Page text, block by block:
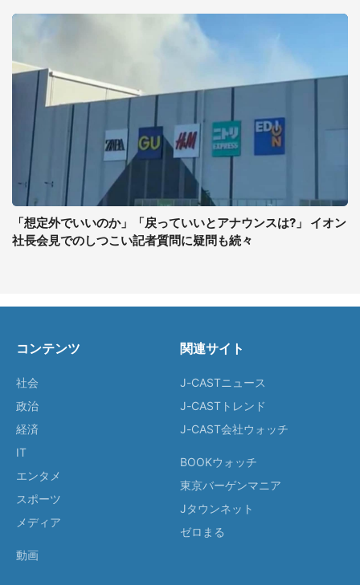
「想定外でいいのか」「戻っていいとアナウンスは?」 イオン
社長会見でのしつこい記者質問に疑問も続々
コンテンツ
社会
政治
経済
IT
エンタメ
スポーツ
メディア
動画
関連サイト
J-CASTニュース
J-CASTトレンド
J-CAST会社ウォッチ
BOOKウォッチ
東京バーゲンマニア
Jタウンネット
ゼロまる